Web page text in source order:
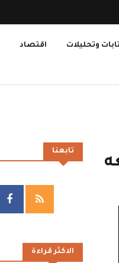
وتحليلات اقتصاد
تابعنا
الاكثر قراءة